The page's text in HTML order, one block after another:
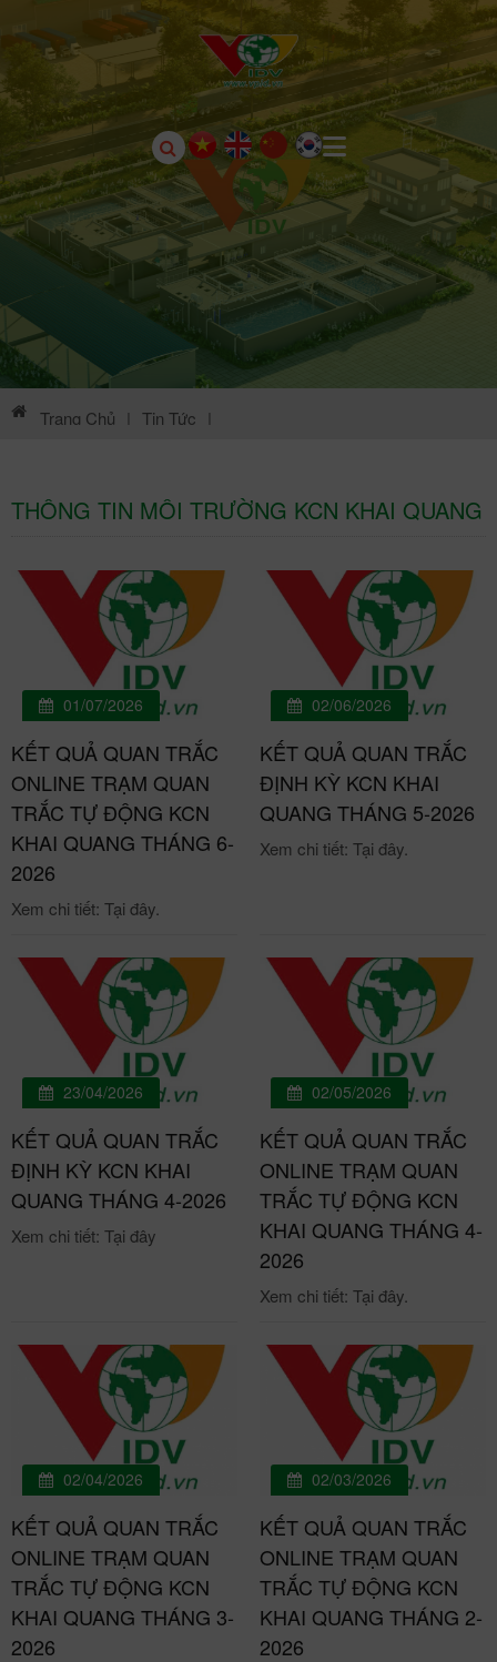
Trang Chủ | Tin Tức |
THÔNG TIN MÔI TRƯỜNG KCN KHAI QUANG
01/07/2026
KẾT QUẢ QUAN TRẮC
ONLINE TRẠM QUAN
TRẮC TỰ ĐỘNG KCN
KHAI QUANG THÁNG 6-
2026
Xem chi tiết: Tại đây.
02/06/2026
KẾT QUẢ QUAN TRẮC
ĐỊNH KỲ KCN KHAI
QUANG THÁNG 5-2026
Xem chi tiết: Tại đây.
23/04/2026
KẾT QUẢ QUAN TRẮC
ĐỊNH KỲ KCN KHAI
QUANG THÁNG 4-2026
Xem chi tiết: Tại đây
02/05/2026
KẾT QUẢ QUAN TRẮC
ONLINE TRẠM QUAN
TRẮC TỰ ĐỘNG KCN
KHAI QUANG THÁNG 4-
2026
Xem chi tiết: Tại đây.
02/04/2026
KẾT QUẢ QUAN TRẮC
ONLINE TRẠM QUAN
TRẮC TỰ ĐỘNG KCN
KHAI QUANG THÁNG 3-
2026
02/03/2026
KẾT QUẢ QUAN TRẮC
ONLINE TRẠM QUAN
TRẮC TỰ ĐỘNG KCN
KHAI QUANG THÁNG 2-
2026